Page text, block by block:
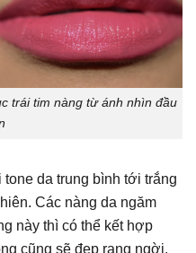
trái tim nàng từ ánh nhìn đầu
tone da trung bình tới trắng
Các nàng da ngăm
này thì có thể kết hợp
cũng sẽ đẹp rạng ngời.